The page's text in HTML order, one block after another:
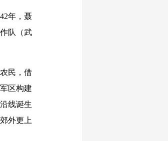
年，聂
队（武
民，借
区构建
线诞生
外更上